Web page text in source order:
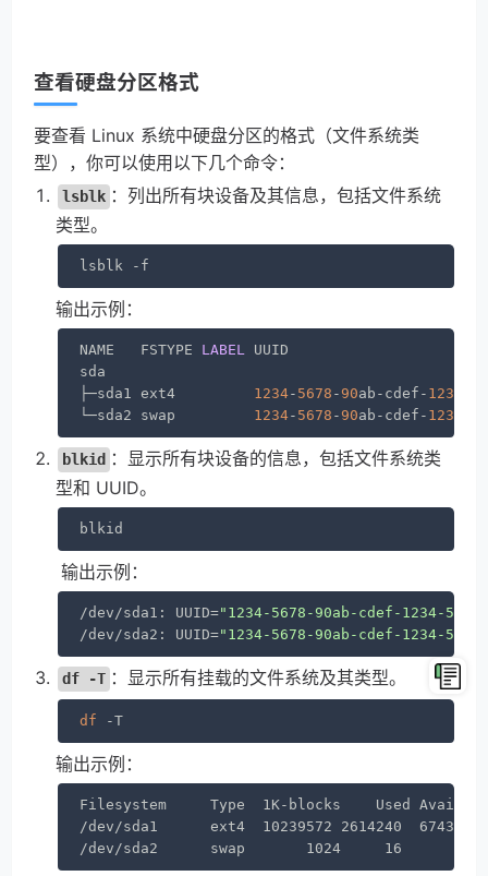
查看硬盘分区格式
要查看 Linux 系统中硬盘分区的格式（文件系统类
型），你可以使用以下几个命令：
lsblk ：列出所有块设备及其信息，包括文件系统
类型。
lsblk -f
输出示例：
NAME   FSTYPE LABEL UUID
├─sda1 ext4 1234- 5678 - 90ab-cdef- 1234
└─sda2 swap 1234- 5678 - 90ab-cdef- 1234
blkid ：显示所有块设备的信息，包括文件系统类
型和 UUID。
blkid
输出示例：
/dev/sda1: UUID="1234-5678-90ab-cdef-1234-
/dev/sda2: UUID="1234-5678-90ab-cdef-1234-
df -T ：显示所有挂载的文件系统及其类型。
df -T
输出示例：
Filesystem     Type  1K-blocks    Used Available
/dev/sda1      ext4  10239572 2614240  6743776
/dev/sda2      swap       1024     16       1008